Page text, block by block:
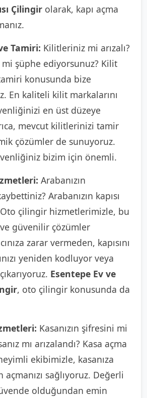
Çilingir olarak, kapı açma
Tamiri: Kilitleriniz mi arızalı?
şüphe ediyorsunuz? Kilit
konusunda bize
En kaliteli kilit markalarını
en üst düzeye
mevcut kilitlerinizi tamir
çözümler de sunuyoruz.
bizim için önemli.
Arabanızın
Arabanızın kapısı
Oto çilingir hizmetlerimizle, bu
ve güvenilir çözümler
zarar vermeden, kapısını
yeniden kodluyor veya
Esentepe Ev ve
, oto çilingir konusunda da
Kasanızın şifresini mi
mı arızalandı? Kasa açma
ekibimizle, kasanıza
sağlıyoruz. Değerli
olduğundan emin